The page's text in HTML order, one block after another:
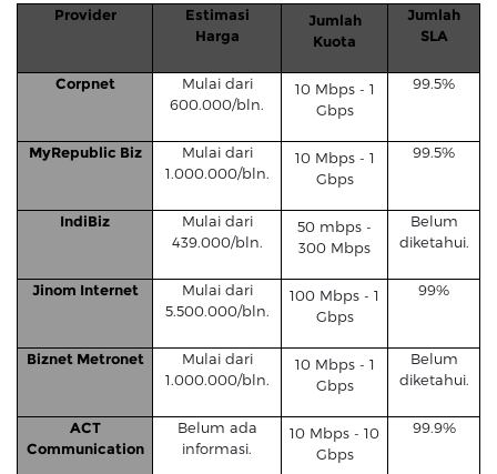
Provider
Estimasi
Harga
Jumlah
Kuota
Jumlah
SLA
Corpnet
Mulai dari
600.000/bln.
10 Mbps - 1
Gbps
99.5%
MyRepublic Biz
Mulai dari
1.000.000/bln.
10 Mbps - 1
Gbps
99.5%
IndiBiz
Mulai dari
439.000/bln.
50 mbps -
300 Mbps
Belum
diketahui.
Jinom Internet
Mulai dari
5.500.000/bln.
100 Mbps - 1
Gbps
99%
Biznet Metronet
Mulai dari
1.000.000/bln.
10 Mbps - 1
Gbps
Belum
diketahui.
ACT
Communication
Belum ada
informasi.
10 Mbps - 10
Gbps
99.9%